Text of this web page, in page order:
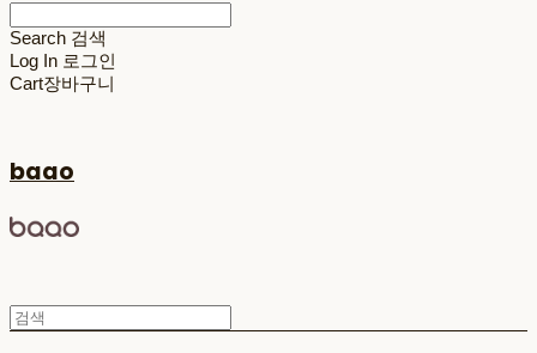
Search 검색
Log In 로그인
Cart장바구니
baao